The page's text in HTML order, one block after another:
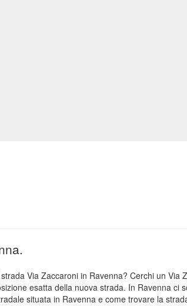
Via Zaccaroni in Ravenna? Cerchi un
esatta della nuova strada. In Ravenna ci
situata in Ravenna e come trovare la